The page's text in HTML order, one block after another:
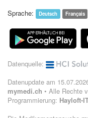
Sprache: Deutsch Français
Datenquelle:
Datenupdate am
mymedi.ch • Alle Rechte
Programmierung: Hayloft-